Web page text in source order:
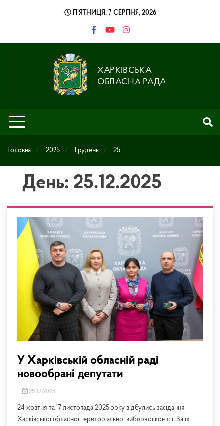
П’ЯТНИЦЯ, 7 СЕРПНЯ, 2026
ХАРКІВСЬКА
ОБЛАСНА РАДА
Головна 2025 Грудень 25
День: 25.12.2025
У Харківській обласній раді
новообрані депутати
25.12.2025
24 жовтня та 17 листопада 2025 року відбулись засідання
Харківської обласної територіальної виборчої комісії. За їх